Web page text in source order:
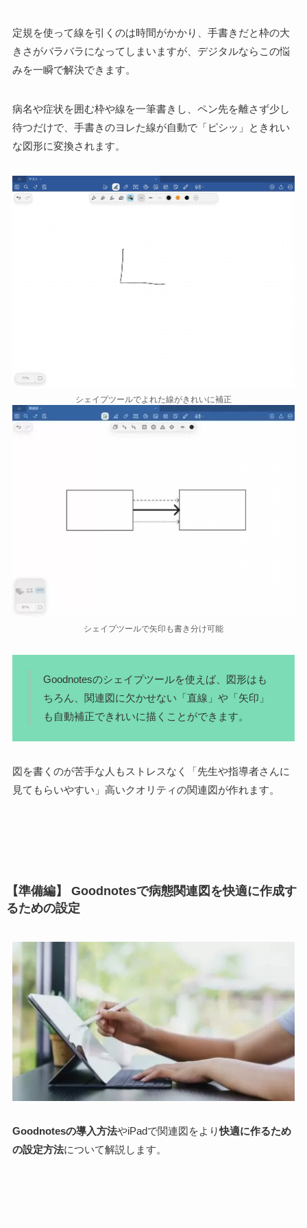
定規を使って線を引くのは時間がかかり、手書きだと枠の大
きさがバラバラになってしまいますが、デジタルならこの悩
みを一瞬で解決できます。
病名や症状を囲む枠や線を一筆書きし、ペン先を離さず少し
待つだけで、 手書きのヨレた線が自動で「ピシッ」ときれい
な図形に変換されます。
シェイプツールでよれた線がきれいに補正
シェイプツールで矢印も書き分け可能
Goodnotesのシェイプツールを使えば、図形はも
ちろん、関連図に欠かせない「直線」や「矢印」
も自動補正できれいに描くことができます。
図を書くのが苦手な人もストレスなく
「先生や指導者さんに
見てもらいやすい」 高いクオリティの関連図が作れます。
【準備編】 Goodnotesで病態関連図を快適に作成す
るための設定
Goodnotesの導入方法やiPadで関連図をより快適に作るため
の設定方法について解説します。